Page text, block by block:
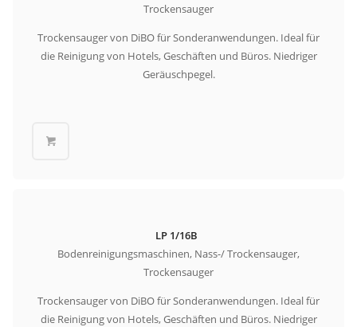
Trockensauger
Trockensauger von DiBO für Sonderanwendungen. Ideal für
die Reinigung von Hotels, Geschäften und Büros. Niedriger
Geräuschpegel.
LP 1/16B
Bodenreinigungsmaschinen, Nass-/ Trockensauger,
Trockensauger
Trockensauger von DiBO für Sonderanwendungen. Ideal für
die Reinigung von Hotels, Geschäften und Büros. Niedriger